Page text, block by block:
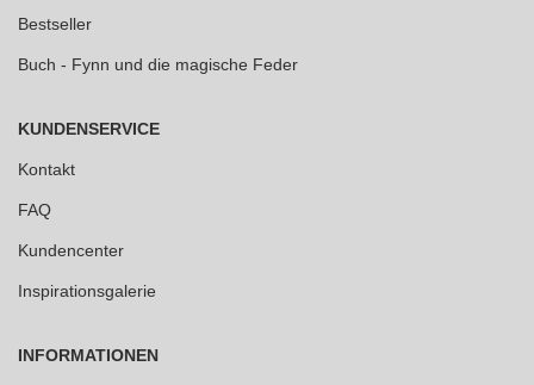
Bestseller
Buch - Fynn und die magische Feder
KUNDENSERVICE
Kontakt
FAQ
Kundencenter
Inspirationsgalerie
INFORMATIONEN